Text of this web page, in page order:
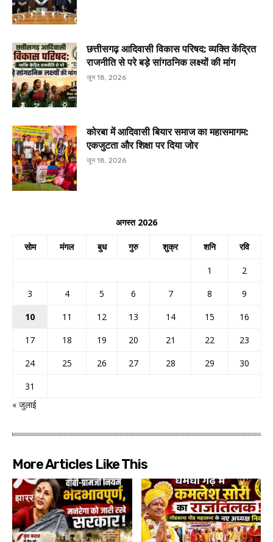
छत्तीसगढ़ आदिवासी विकास परिषद: व्यक्ति केंद्रित
राजनीति से परे बड़े सांगठनिक लक्ष्यों की मांग
जून 18, 2026
कोरबा में आदिवासी बियार समाज का महासमागम:
एकजुटता और शिक्षा पर दिया जोर
जून 18, 2026
अगस्त 2026
सोम मंगल बुध गुरु शुक्र शनि रवि
1
2
3
4 5 6 7 8
9
10
11 12 13 14 15
16
17
18 19 20 21 22
23
24
25 26 27 28 29
30
31
« जुलाई
More Articles Like This